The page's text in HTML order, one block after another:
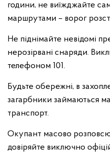
години, не виїжджайте
маршрутами – ворог
Не піднімайте невідомі
нерозірвані снаряди.
телефоном 101.
Будьте обережні, в
загарбники займаються
транспорт.
Окупант масово
довіряйте виключно